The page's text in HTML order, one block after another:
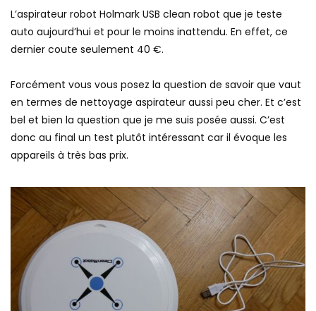
L’aspirateur robot Holmark USB clean robot que je teste
auto aujourd’hui et pour le moins inattendu. En effet, ce
dernier coute seulement 40 €.
Forcément vous vous posez la question de savoir que vaut
en termes de nettoyage aspirateur aussi peu cher. Et c’est
bel et bien la question que je me suis posée aussi. C’est
donc au final un test plutôt intéressant car il évoque les
appareils à très bas prix.